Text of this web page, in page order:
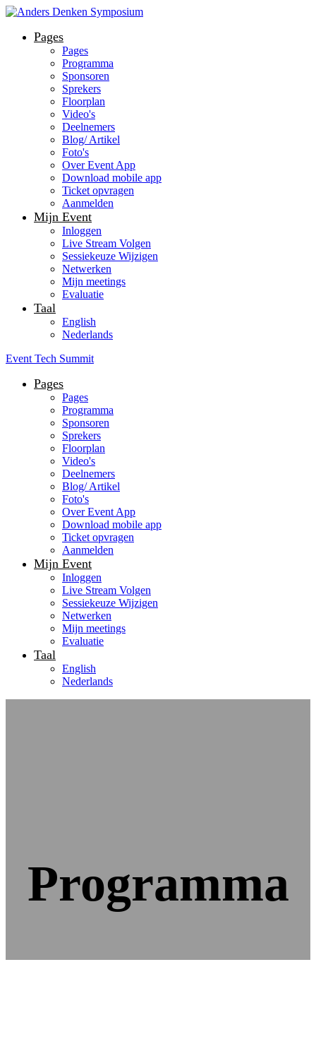
Pages
Pages
Programma
Sponsoren
Sprekers
Floorplan
Video's
Deelnemers
Blog/ Artikel
Foto's
Over Event App
Download mobile app
Ticket opvragen
Aanmelden
Mijn Event
Inloggen
Live Stream Volgen
Sessiekeuze Wijzigen
Netwerken
Mijn meetings
Evaluatie
Taal
English
Nederlands
Event Tech Summit
Pages
Pages
Programma
Sponsoren
Sprekers
Floorplan
Video's
Deelnemers
Blog/ Artikel
Foto's
Over Event App
Download mobile app
Ticket opvragen
Aanmelden
Mijn Event
Inloggen
Live Stream Volgen
Sessiekeuze Wijzigen
Netwerken
Mijn meetings
Evaluatie
Taal
English
Nederlands
Programma